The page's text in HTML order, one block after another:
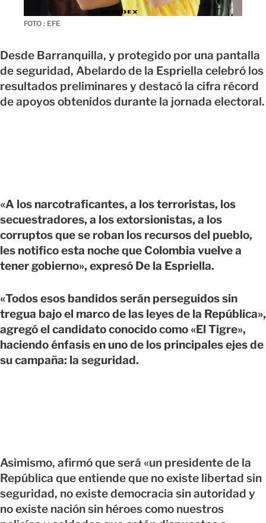
FOTO : EFE
Desde Barranquilla, y protegido por una pantalla
de seguridad, Abelardo de la Espriella celebró los
resultados preliminares y destacó la cifra récord
de apoyos obtenidos durante la jornada electoral.
«A los narcotraficantes, a los terroristas, los
secuestradores, a los extorsionistas, a los
corruptos que se roban los recursos del pueblo,
les notifico esta noche que Colombia vuelve a
tener gobierno», expresó De la Espriella.
«Todos esos bandidos serán perseguidos sin
tregua bajo el marco de las leyes de la República»,
agregó el candidato conocido como «El Tigre»,
haciendo énfasis en uno de los principales ejes de
su campaña: la seguridad.
Asimismo, afirmó que será «un presidente de la
República que entiende que no existe libertad sin
seguridad, no existe democracia sin autoridad y
no existe nación sin héroes como nuestros